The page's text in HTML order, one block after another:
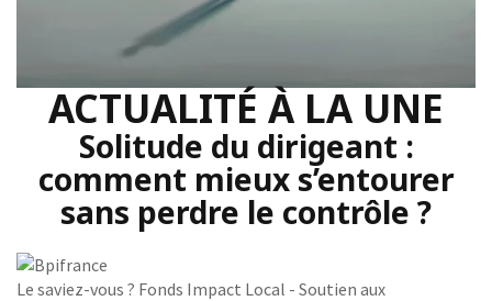
ACTUALITÉ À LA UNE
Solitude du dirigeant :
comment mieux s’entourer
sans perdre le contrôle ?
Le saviez-vous ? Fonds Impact Local - Soutien aux